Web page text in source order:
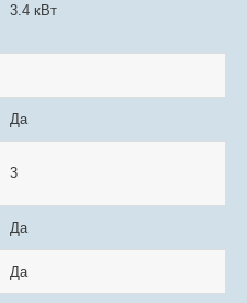
3.4 кВт
Да
3
Да
Да